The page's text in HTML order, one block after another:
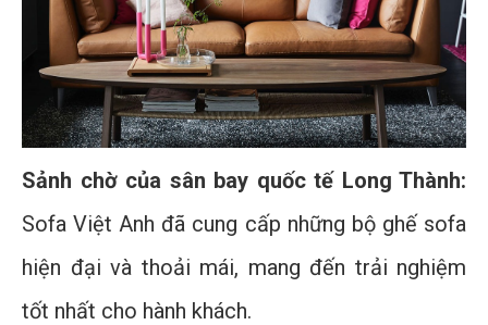
Sảnh chờ của sân bay quốc tế Long Thành:
Sofa Việt Anh đã cung cấp những bộ ghế sofa
hiện đại và thoải mái, mang đến trải nghiệm
tốt nhất cho hành khách.